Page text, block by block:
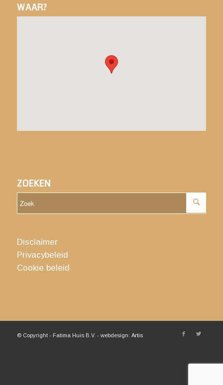
WAAR?
ZOEKEN
Disclaimer
Privacybeleid
Cookie beleid
© Copyright - Fatima Huis B.V. - webdesign: Artis